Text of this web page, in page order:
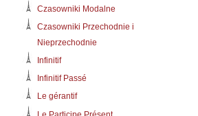
Czasowniki Modalne
Czasowniki Przechodnie i
Nieprzechodnie
Infinitif
Infinitif Passé
Le gérantif